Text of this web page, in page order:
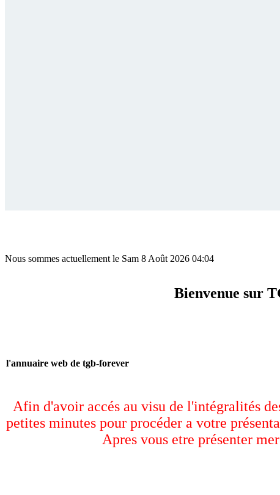
Nous sommes actuellement le Sam 8 Août 2026 04:04
Bienvenue sur
l'annuaire web de tgb-forever
Afin d'avoir accés au visu de l'intégralités
petites minutes pour procéder a votre
Apres vous etre présenter